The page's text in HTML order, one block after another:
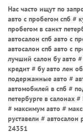
Нас часто ищут по
авто с пробегом спб #
пробегом в санкт
автосалон спб авто с
автосалон спб авто с
лучший салон бу авто
кредит # бу авто лен
подержанные авто #
автомобилей в спб #
петербурге в салонах
# максимум авто #
руставели # автосалон
24351